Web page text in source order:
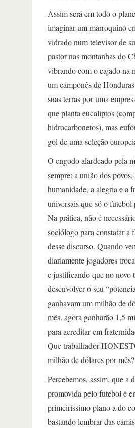
Assim será em todo o
imaginar um marroquino
vidrado num televisor de
pastor nas montanhas do
vibrando com o cajado na
um camponês de
suas terras por uma
que planta eucaliptos
hidrocarbonetos), mas
gol de uma seleção
O engodo alardeado pela
sempre: a união dos
humanidade, a alegria e a
universais que só o
Na prática, não é
sociólogo para constatar a
desse discurso. Quando
diariamente jogadores
e justificando que no novo
desenvolver o seu
ganhavam um milhão de
mês, agora ganharão 1,5
para acreditar em
Que trabalhador
milhão de dólares por mês?
Percebemos, assim, que a
promovida pelo futebol é
primeiríssimo plano a do
bastando lembrar das